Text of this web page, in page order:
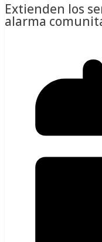
Extienden los
alarma